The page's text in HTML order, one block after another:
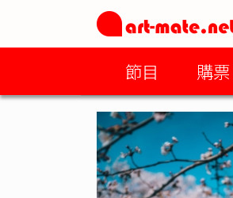
節目 購票